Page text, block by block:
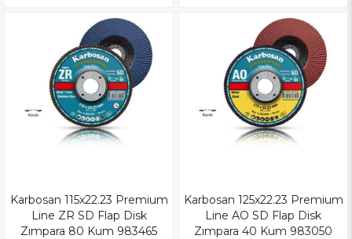
Karbosan 115x22.23 Premium
Line ZR SD Flap Disk
Zımpara 80 Kum 983465
Karbosan 125x22.23 Premium
Line AO SD Flap Disk
Zımpara 40 Kum 983050